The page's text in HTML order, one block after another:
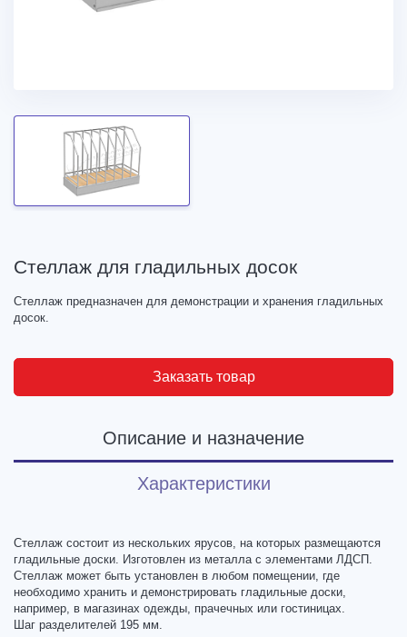
Стеллаж для гладильных досок
Стеллаж предназначен для демонстрации и хранения гладильных
досок.
Заказать товар
Описание и назначение
Характеристики
Стеллаж состоит из нескольких ярусов, на которых размещаются
гладильные доски. Изготовлен из металла с элементами ЛДСП.
Стеллаж может быть установлен в любом помещении, где
необходимо хранить и демонстрировать гладильные доски,
например, в магазинах одежды, прачечных или гостиницах.
Шаг разделителей 195 мм.